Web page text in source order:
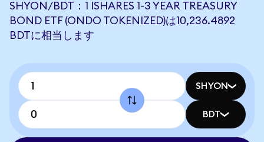
SHYON/BDT：1 ISHARES 1-3 YEAR TREASURY
BOND ETF (ONDO TOKENIZED)は10,236.4892
BDTに相当します
SHYON
BDT